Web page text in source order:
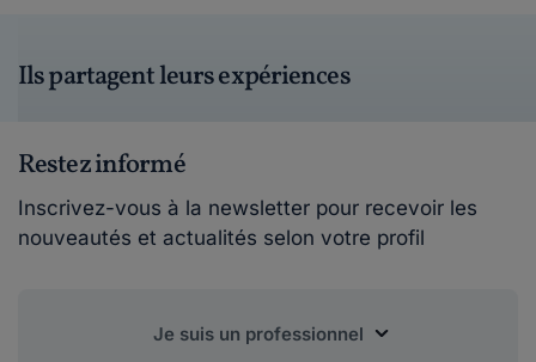
Ils partagent leurs expériences
Restez informé
Inscrivez-vous à la newsletter pour recevoir les
nouveautés et actualités selon votre profil